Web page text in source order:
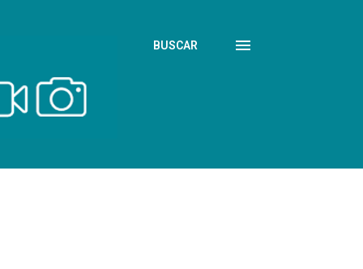
BUSCAR